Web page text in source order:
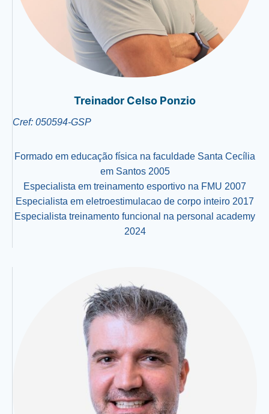
Treinador Celso Ponzio
Cref: 050594-GSP
Formado em educação física na faculdade Santa Cecília
em Santos 2005
Especialista em treinamento esportivo na FMU 2007
Especialista em eletroestimulacao de corpo inteiro 2017
Especialista treinamento funcional na personal academy
2024